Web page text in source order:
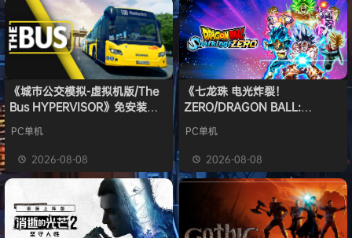
《城市公交模拟-虚拟机版/The
Bus HYPERVISOR》免安装中
PC单机
2026-08-08
《七龙珠 电光炸裂！
ZERO/DRAGON BALL:
版
PC单机
2026-08-08